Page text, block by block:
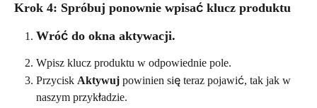
Krok 4: Spróbuj ponownie wpisać klucz produktu
Wróć do okna aktywacji.
Wpisz klucz produktu w odpowiednie pole.
Przycisk Aktywuj powinien się teraz pojawić, tak jak w
naszym przykładzie.